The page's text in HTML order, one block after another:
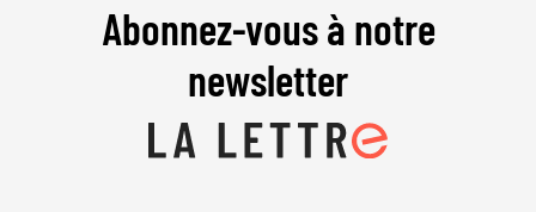
Abonnez-vous à notre
newsletter